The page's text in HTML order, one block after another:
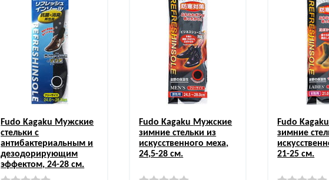
Fudo Kagaku Мужские
стельки с
антибактериальным и
дезодорирующим
эффектом, 24-28 см.
Fudo Kagaku Мужские
зимние стельки из
искусственного меха,
24,5-28 см.
Fudo
зимние
21-25 см.